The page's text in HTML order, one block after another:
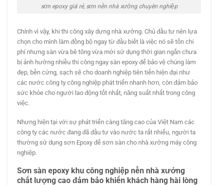
sơn epoxy giá rẻ, sơn nền nhà xưởng chuyên nghiệp
Chính vì vậy, khi thi công xây dựng nhà xưởng. Chủ đầu tư nên lựa
chọn cho mình làm đồng bộ ngay từ đầu biết là việc nó sẽ tốn chi
phí nhưng sàn vừa bê tông vừa mới sử dụng thời gian ngắn chưa
bị ảnh hưởng nhiều thi công ngay sàn epoxy để bảo vệ chúng làm
đẹp, bền cứng, sạch sẽ cho doanh nghiệp tiên tiến hiện đại như
các nước công ty công nghiệp phát triển nhanh hơn, còn đảm bảo
sức khỏe cho người lao động tốt nhất, năng suất nhất trong công
việc.
Nhưng hiện tại với sự phát triển càng tăng cao của Việt Nam các
công ty các nước đang đã đầu tư vào nước ta rất nhiểu, người ta
thường sử dụng sơn Epoxy để sơn sàn cho nhà xưởng máy công
nghiệp.
Sơn sàn epoxy khu công nghiệp nền nhà xưởng
chất lượng cao đảm bảo khiến khách hàng hài lòng